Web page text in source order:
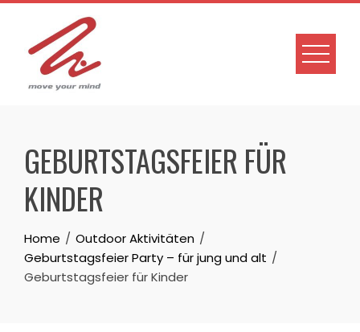
Skip
content
GEBURTSTAGSFEIER FÜR
KINDER
Home
Outdoor Aktivitäten
Geburtstagsfeier Party – für jung und alt
Geburtstagsfeier für Kinder